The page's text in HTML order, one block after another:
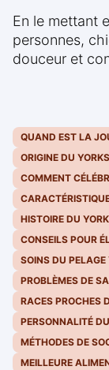
En le mettant
personnes,
douceur et
QUAND EST LA
ORIGINE DU
COMMENT
HISTOIRE DU
CONSEILS POUR
SOINS DU PELAGE
PROBLÈMES DE
RACES PROCHES
PERSONNALITÉ
MÉTHODES DE
MEILLEURE